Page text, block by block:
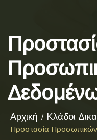
Αρχική Κλάδοι
Προστασία